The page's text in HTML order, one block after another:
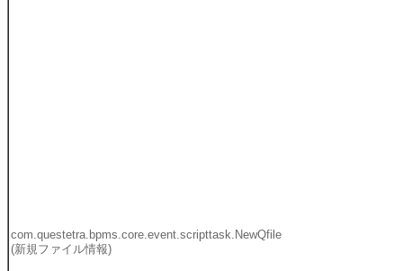
com.questetra.bpms.core.event.scripttask.NewQfile
(新規ファイル情報)